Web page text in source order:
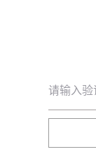
请输入验